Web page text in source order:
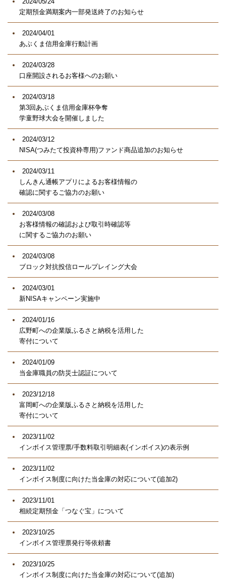
定期預金満期案内一部発送終了のお知らせ
2024/04/01
あぶくま信用金庫行動計画
2024/03/28
口座開設されるお客様へのお願い
2024/03/18
第3回あぶくま信用金庫杯争奪
学童野球大会を開催しました
2024/03/12
NISA(つみたて投資枠専用)ファンド商品追加のお知らせ
2024/03/11
しんきん通帳アプリによるお客様情報の
確認に関するご協力のお願い
2024/03/08
お客様情報の確認および取引時確認等
に関するご協力のお願い
2024/03/08
ブロック対抗投信ロールプレイング大会
2024/03/01
新NISAキャンペーン実施中
2024/01/16
広野町への企業版ふるさと納税を活用した
寄付について
2024/01/09
当金庫職員の防災士認証について
2023/12/18
富岡町への企業版ふるさと納税を活用した
寄付について
2023/11/02
インボイス管理票/手数料取引明細表(インボイス)の表示例
2023/11/02
インボイス制度に向けた当金庫の対応について(追加2)
2023/11/01
相続定期預金「つなぐ宝」について
2023/10/25
インボイス管理票発行等依頼書
2023/10/25
インボイス制度に向けた当金庫の対応について(追加)